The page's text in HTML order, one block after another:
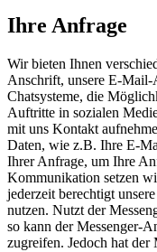
Ihre Anfrage
Wir bieten Ihnen
Anschrift, unsere E-Mail-
Chatsysteme, die
Auftritte in sozialen
mit uns Kontakt
Daten, wie z.B. Ihre E-
Ihrer Anfrage, um Ihre
Kommunikation setzen
jederzeit berechtigt
nutzen. Nutzt der
so kann der Messenger-
zugreifen. Jedoch hat